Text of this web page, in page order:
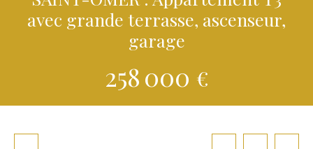
avec grande terrasse, ascenseur,
garage
258 000 €